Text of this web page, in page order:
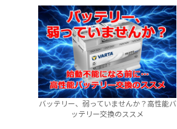
バッテリー、弱っていませんか？高性能バ
ッテリー交換のススメ